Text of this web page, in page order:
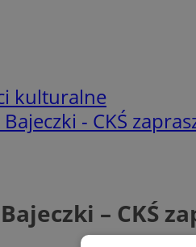
kulturalne
- CKŚ
– CKŚ